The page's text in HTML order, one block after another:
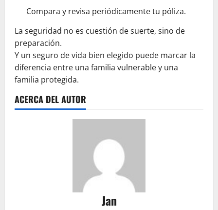
Compara y revisa periódicamente tu póliza.
La seguridad no es cuestión de suerte, sino de
preparación.
Y un seguro de vida bien elegido puede marcar la
diferencia entre una familia vulnerable y una
familia protegida.
ACERCA DEL AUTOR
Jan